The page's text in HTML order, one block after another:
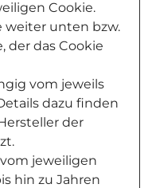
Cookie.
weiter unten bzw.
der das Cookie
vom jeweils
dazu finden
der
jeweiligen
hin zu Jahren